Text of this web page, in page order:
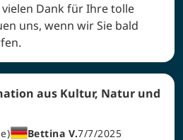
Dank für Ihre tolle
uns, wenn wir Sie bald
aus Kultur, Natur und
Bettina V.7/7/2025